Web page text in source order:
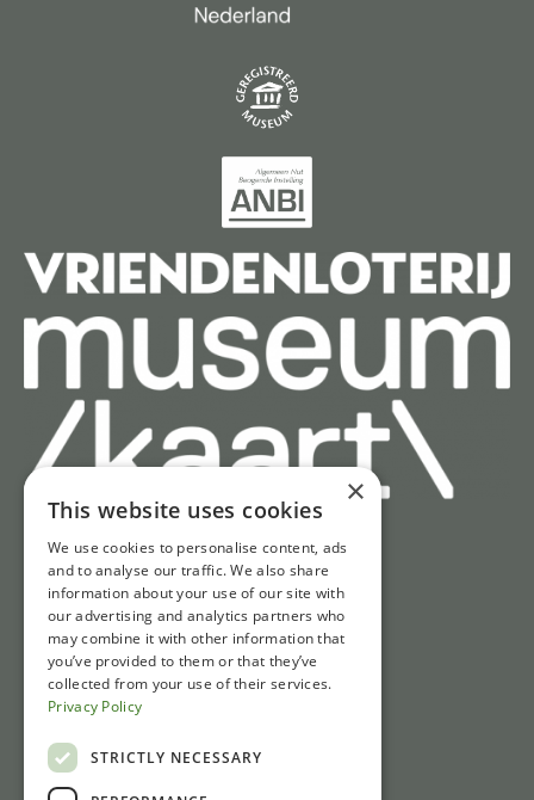
Schnell zu
Öffnungszeiten
Wegbeschreibung und Parken
Nachrichten
Kontakt
×
This website uses cookies
We use cookies to personalise content, ads
and to analyse our traffic. We also share
information about your use of our site with
our advertising and analytics partners who
may combine it with other information that
you’ve provided to them or that they’ve
collected from your use of their services.
Privacy Policy
STRICTLY NECESSARY